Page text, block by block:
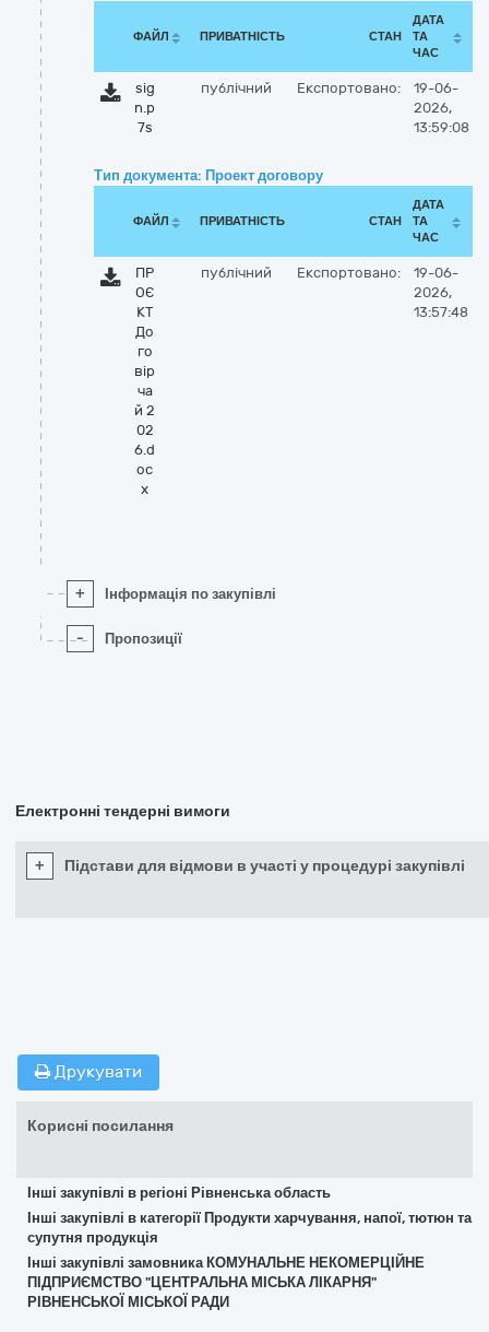
ФАЙЛ ПРИВАТНІСТЬ СТАН
ДАТА
ТА
ЧАС
sig
n.p
7s
публічний Експортовано:
19-06-
2026,
13:59:08
Тип документа: Проект договору
ФАЙЛ ПРИВАТНІСТЬ СТАН
ДАТА
ТА
ЧАС
ПР
ОЄ
КТ
До
го
вір
ча
й 2
02
6.d
oc
x
публічний Експортовано:
19-06-
2026,
13:57:48
+ Інформація по закупівлі
- Пропозиції
Електронні тендерні вимоги
+ Підстави для відмови в участі у процедурі закупівлі
Друкувати
Корисні посилання
Інші закупівлі в регіоні Рівненська область
Інші закупівлі в категорії Продукти харчування, напої, тютюн та
супутня продукція
Інші закупівлі замовника КОМУНАЛЬНЕ НЕКОМЕРЦІЙНЕ
ПІДПРИЄМСТВО "ЦЕНТРАЛЬНА МІСЬКА ЛІКАРНЯ"
РІВНЕНСЬКОЇ МІСЬКОЇ РАДИ